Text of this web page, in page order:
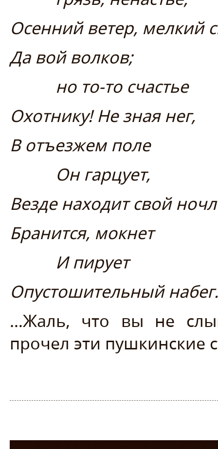
Осенний ветер, мелкий
Да вой волков;
но то-то счастье
Охотнику! Не зная нег,
В отъезжем поле
Он гарцует,
Везде находит свой
Бранится, мокнет
И пирует
Опустошительный набег.
…Жаль, что вы не
прочел эти пушкинские